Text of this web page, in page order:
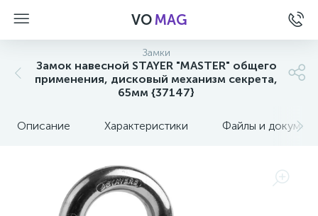
VOMAG
Замки
Замок навесной STAYER "MASTER" общего
применения, дисковый механизм секрета,
65мм {37147}
Описание Характеристики Файлы и